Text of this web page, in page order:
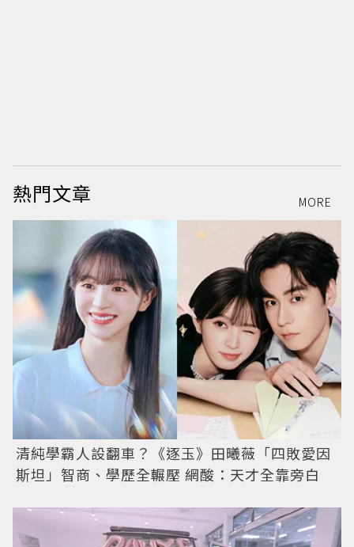
熱門文章 MORE
清純學霸人設翻車？《逐玉》田曦薇「四敗愛因
斯坦」智商、學歷全輾壓 網酸：天才全靠旁白